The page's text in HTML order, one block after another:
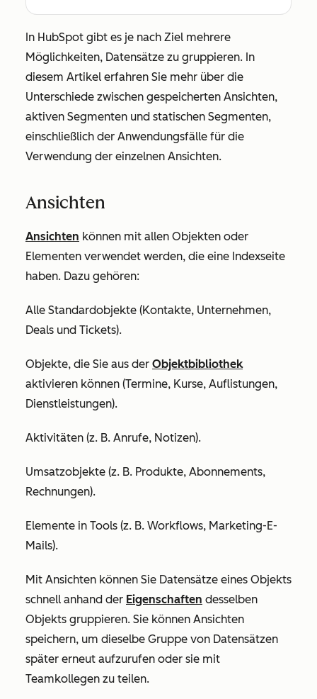
In HubSpot gibt es je nach Ziel mehrere
Möglichkeiten, Datensätze zu gruppieren. In
diesem Artikel erfahren Sie mehr über die
Unterschiede zwischen gespeicherten Ansichten,
aktiven Segmenten und statischen Segmenten,
einschließlich der Anwendungsfälle für die
Verwendung der einzelnen Ansichten.
Ansichten
Ansichten können mit allen Objekten oder
Elementen verwendet werden, die eine Indexseite
haben. Dazu gehören:
Alle Standardobjekte (Kontakte, Unternehmen,
Deals und Tickets).
Objekte, die Sie aus der Objektbibliothek
aktivieren können (Termine, Kurse, Auflistungen,
Dienstleistungen).
Aktivitäten (z. B. Anrufe, Notizen).
Umsatzobjekte (z. B. Produkte, Abonnements,
Rechnungen).
Elemente in Tools (z. B. Workflows, Marketing-E-
Mails).
Mit Ansichten können Sie Datensätze eines Objekts
schnell anhand der Eigenschaften desselben
Objekts gruppieren. Sie können Ansichten
speichern, um dieselbe Gruppe von Datensätzen
später erneut aufzurufen oder sie mit
Teamkollegen zu teilen.